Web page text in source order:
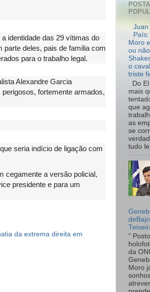
identidade das 29 vítimas do
deles, pais de familia com
para o trabalho legal.
Alexandre Garcia
fortemente armados,
seria indício de ligação com
cegamente a versão policial,
presidente e para um
da extrema direita em
Juan
Moro
ou
o
triste
Do
mais
que
as
se
tudo
"
da
Moro